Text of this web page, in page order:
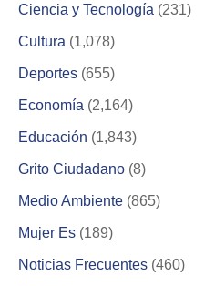
Ciencia y Tecnología (231)
Cultura (1,078)
Deportes (655)
Economía (2,164)
Educación (1,843)
Grito Ciudadano (8)
Medio Ambiente (865)
Mujer Es (189)
Noticias Frecuentes (460)